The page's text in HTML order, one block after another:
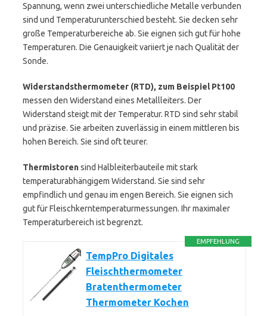
Spannung, wenn zwei unterschiedliche Metalle verbunden
sind und Temperaturunterschied besteht. Sie decken sehr
große Temperaturbereiche ab. Sie eignen sich gut für hohe
Temperaturen. Die Genauigkeit variiert je nach Qualität der
Sonde.
Widerstandsthermometer (RTD), zum Beispiel Pt100
messen den Widerstand eines Metallleiters. Der
Widerstand steigt mit der Temperatur. RTD sind sehr stabil
und präzise. Sie arbeiten zuverlässig in einem mittleren bis
hohen Bereich. Sie sind oft teurer.
Thermistorensind Halbleiterbauteile mit stark
temperaturabhängigem Widerstand. Sie sind sehr
empfindlich und genau im engen Bereich. Sie eignen sich
gut für Fleischkerntemperaturmessungen. Ihr maximaler
Temperaturbereich ist begrenzt.
EMPFEHLUNG
TempPro Digitales
Fleischthermometer
Bratenthermometer
Thermometer Kochen